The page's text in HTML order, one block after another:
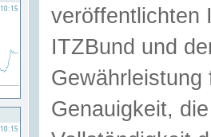
veröffentlichten
ITZBund und
Genauigkeit,